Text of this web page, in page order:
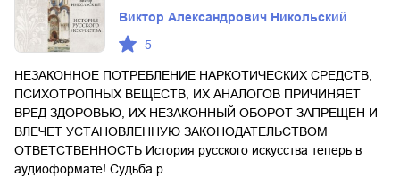
Виктор Александрович Никольский
5
НЕЗАКОННОЕ ПОТРЕБЛЕНИЕ НАРКОТИЧЕСКИХ СРЕДСТВ,
ПСИХОТРОПНЫХ ВЕЩЕСТВ, ИХ АНАЛОГОВ ПРИЧИНЯЕТ
ВРЕД ЗДОРОВЬЮ, ИХ НЕЗАКОННЫЙ ОБОРОТ ЗАПРЕЩЕН И
ВЛЕЧЕТ УСТАНОВЛЕННУЮ ЗАКОНОДАТЕЛЬСТВОМ
ОТВЕТСТВЕННОСТЬ История русского искусства теперь в
аудиоформате! Судьба р…